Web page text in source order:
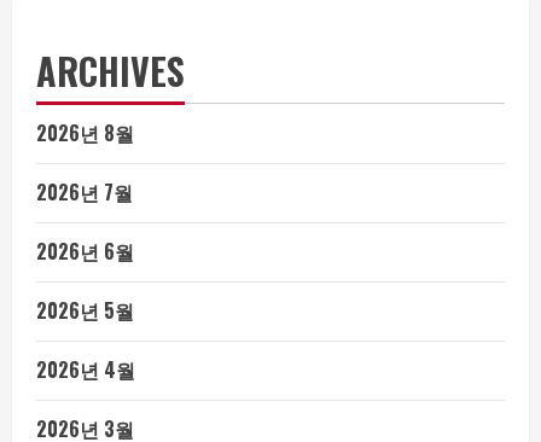
ARCHIVES
2026년 8월
2026년 7월
2026년 6월
2026년 5월
2026년 4월
2026년 3월